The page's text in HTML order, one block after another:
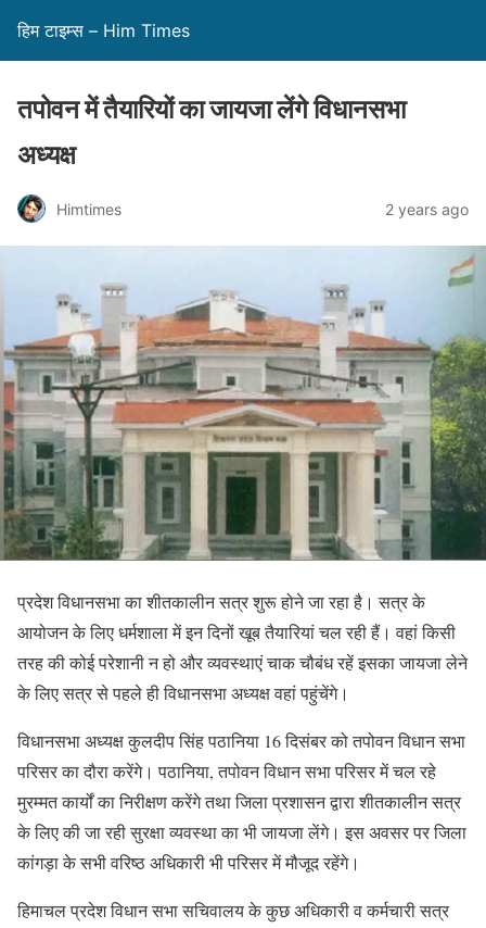
हिम टाइम्स – Him Times
तपोवन में तैयारियों का जायजा लेंगे विधानसभा
अध्यक्ष
Himtimes 2 years ago
प्रदेश विधानसभा का शीतकालीन सत्र शुरू होने जा रहा है। सत्र के
आयोजन के लिए धर्मशाला में इन दिनों खूब तैयारियां चल रही हैं। वहां किसी
तरह की कोई परेशानी न हो और व्यवस्थाएं चाक चौबंध रहें इसका जायजा लेने
के लिए सत्र से पहले ही विधानसभा अध्यक्ष वहां पहुंचेंगे।
विधानसभा अध्यक्ष कुलदीप सिंह पठानिया 16 दिसंबर को तपोवन विधान सभा
परिसर का दौरा करेंगे। पठानिया, तपोवन विधान सभा परिसर में चल रहे
मुरम्मत कार्यों का निरीक्षण करेंगे तथा जिला प्रशासन द्वारा शीतकालीन सत्र
के लिए की जा रही सुरक्षा व्यवस्था का भी जायजा लेंगे। इस अवसर पर जिला
कांगड़ा के सभी वरिष्ठ अधिकारी भी परिसर में मौजूद रहेंगे।
हिमाचल प्रदेश विधान सभा सचिवालय के कुछ अधिकारी व कर्मचारी सत्र